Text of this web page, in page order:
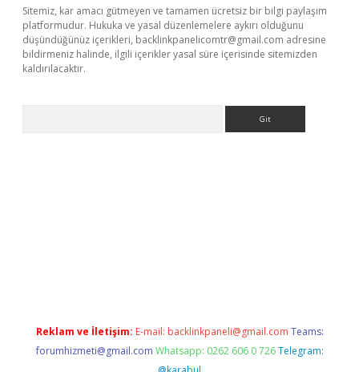
Sitemiz, kar amacı gütmeyen ve tamamen ücretsiz bir bilgi paylaşım
platformudur. Hukuka ve yasal düzenlemelere aykırı olduğunu
düşündüğünüz içerikleri, backlinkpanelicomtr@gmail.com adresine
bildirmeniz halinde, ilgili içerikler yasal süre içerisinde sitemizden
kaldırılacaktır.
Reklam ve İletişim: E-mail: backlinkpaneli@gmail.com Teams:
forumhizmeti@gmail.com Whatsapp: 0262 606 0 726 Telegram: